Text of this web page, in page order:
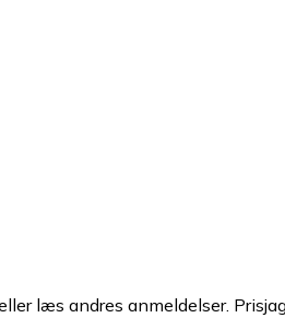
læs andres anmeldelser.